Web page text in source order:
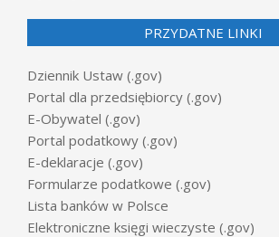
PRZYDATNE LINKI
Dziennik Ustaw (.gov)
Portal dla przedsiębiorcy (.gov)
E-Obywatel (.gov)
Portal podatkowy (.gov)
E-deklaracje (.gov)
Formularze podatkowe (.gov)
Lista banków w Polsce
Elektroniczne księgi wieczyste (.gov)